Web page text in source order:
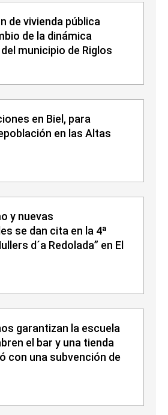
de vivienda pública
de la dinámica
municipio de Riglos
en Biel, para
en las Altas
y nuevas
se dan cita en la 4ª
d´a Redolada” en El
garantizan la escuela
el bar y una tienda
con una subvención de